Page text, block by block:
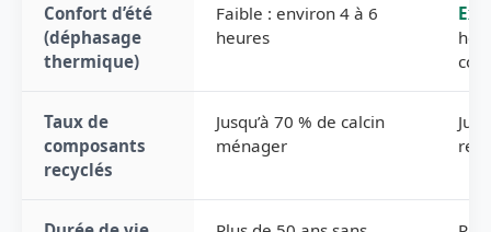
Confort d’été
(déphasage
thermique)
Faible : environ 4 à 6
heures
Taux de
composants
recyclés
Jusqu’à 70 % de calcin
ménager